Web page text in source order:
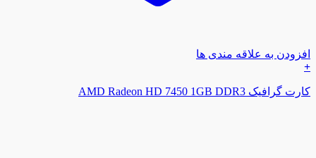
افزودن به علاقه مندی ها
+
کارت گرافیک AMD Radeon HD 7450 1GB DDR3